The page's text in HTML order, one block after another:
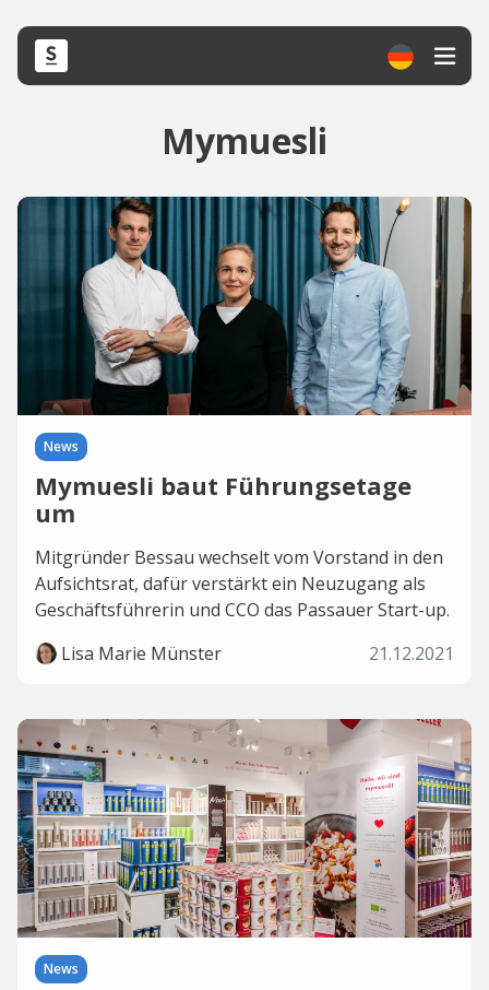
Mymuesli
News
Mymuesli baut Führungsetage
um
Mitgründer Bessau wechselt vom Vorstand in den
Aufsichtsrat, dafür verstärkt ein Neuzugang als
Geschäftsführerin und CCO das Passauer Start-up.
Lisa Marie Münster
21.12.2021
News